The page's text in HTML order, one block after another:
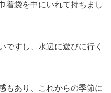
着袋を中にいれて持ちまし
ですし、水辺に遊びに行く
もあり、これからの季節に